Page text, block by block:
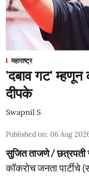
महाराष्ट्र
'दबाव गट'
दीपके
Swapnil S
Published on: 06 Aug
सुजित ताजणे / छत्रपती
कॉकरोच जनता पार्टीचे